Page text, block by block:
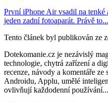
První iPhone Air vsadil na tenké
jeden zadní fotoaparát. Právě to...
Tento článek byl publikován ze
Dotekomanie.cz je nezávislý
technologie, chytrá zařízení a
recenze, návody a komentáře
Androidu, Applu, umělé
ovlivňují každodenní používání...